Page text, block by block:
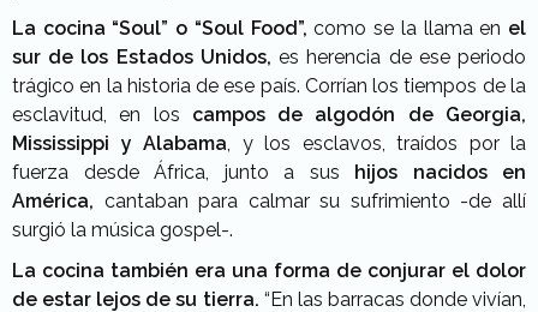
La cocina “Soul” o “Soul Food”, como se la llama en el
sur de los Estados Unidos, es herencia de ese periodo
trágico en la historia de ese país. Corrían los tiempos de la
esclavitud, en los campos de algodón de Georgia,
Mississippi y Alabama, y los esclavos, traídos por la
fuerza desde África, junto a sus hijos nacidos en
América, cantaban para calmar su sufrimiento -de allí
surgió la música gospel-.
La cocina también era una forma de conjurar el dolor
de estar lejos de su tierra. “En las barracas donde vivían,